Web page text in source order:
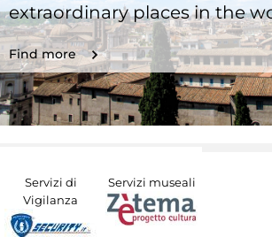
extraordinary places in the
Find more
Servizi di
Vigilanza
Servizi museali